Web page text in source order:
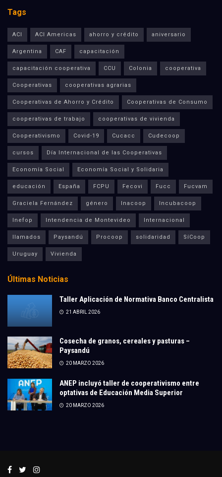
Tags
ACI ACI Americas ahorro y crédito aniversario
Argentina CAF capacitación
capacitación cooperativa CCU Colonia cooperativa
Cooperativas cooperativas agrarias
Cooperativas de Ahorro y Crédito Cooperativas de Consumo
cooperativas de trabajo cooperativas de vivienda
Cooperativismo Covid-19 Cucacc Cudecoop
cursos Día Internacional de las Cooperativas
Economía Social Economía Social y Solidaria
educación España FCPU Fecovi Fucc Fucvam
Graciela Fernández género Inacoop Incubacoop
Inefop Intendencia de Montevideo Internacional
llamados Paysandú Procoop solidaridad SíCoop
Uruguay Vivienda
Últimas Noticias
Taller Aplicación de Normativa Banco Centralista
21 ABRIL 2026
Cosecha de granos, cereales y pasturas –
Paysandú
20 MARZO 2026
ANEP incluyó taller de cooperativismo entre
optativas de Educación Media Superior
20 MARZO 2026